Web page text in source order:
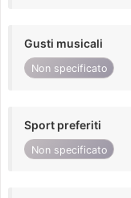
Gusti musicali
Non specificato
Sport preferiti
Non specificato